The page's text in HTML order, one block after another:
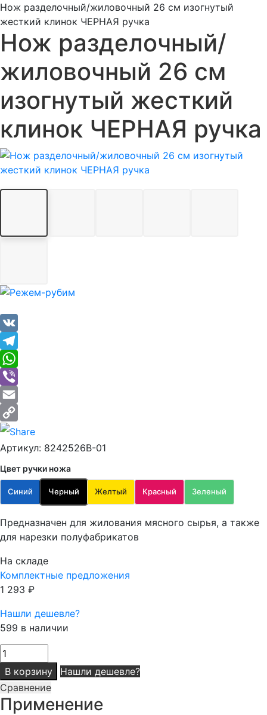
Нож разделочный/жиловочный 26 см изогнутый
жесткий клинок ЧЕРНАЯ ручка
Нож разделочный/
жиловочный 26 см
изогнутый жесткий
клинок ЧЕРНАЯ ручка
VK
Telegram
WhatsApp
Viber
Email
Copy
Link
Артикул: 8242526B-01
Цвет ручки ножа
Синий Черный Желтый Красный Зеленый
Предназначен для жилования мясного сырья, а также
для нарезки полуфабрикатов
На складе
Комплектные предложения
1 293 ₽
Нашли дешевле?
599 в наличии
Количество
товара
Нож
разделочный/
жиловочный
В корзину
Нашли дешевле?
Сравнение
Применение